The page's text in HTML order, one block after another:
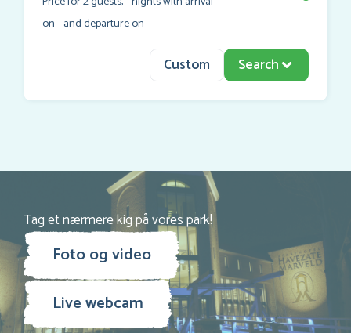
on- and departure on-
Custom Search
Tag et nærmere kig på vores park!
Foto og video
Live webcam